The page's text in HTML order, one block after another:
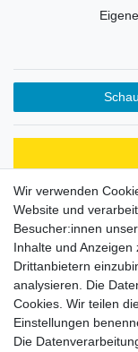
Habe Angelkayak
Preis zufrieden.
Datum der
Datum der
Wir verwenden
Website und
Besucher:innen
Inhalte und
Drittanbietern
analysieren. Die
Cookies. Wir teilen
Einstellungen
Die